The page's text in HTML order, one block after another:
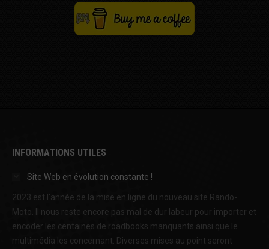
INFORMATIONS UTILES
Site Web en évolution constante !
2023 est l'année de la mise en ligne du nouveau site Rando-
Moto. Il nous reste encore pas mal de dur labeur pour importer et
encoder les centaines de roadbooks manquants ainsi que le
multimédia les concernant. Diverses mises au point seront